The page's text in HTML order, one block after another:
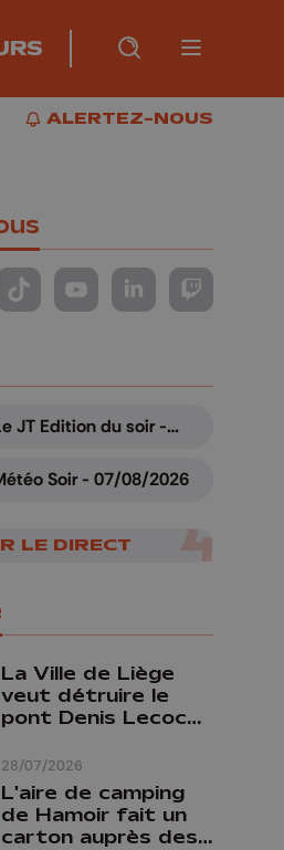
Burger
RECHERCHE
PLUS
ALERTEZ-NOUS
ALERTEZ-NOUS
FaceBook
nous sur Instagram
Suivez-nous sur TikTok
Suivez-nous sur YouTube
Suivez-nous sur
Suivez-
JT Edition du soir -
Soir - 07/08/2026
LE DIRECT
28/07/2026
La Ville de Liège
veut détruire le
pont Denis Lecocq
budget pour le
faire
L'aire de camping
de Hamoir fait un
carton auprès des